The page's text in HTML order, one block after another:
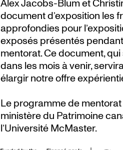
Alex Jacobs-Blum et
document d’exposition les
approfondies pour
exposés présentés
mentorat. Ce document,
dans les mois à venir,
élargir notre offre
Le programme de
ministère du Patrimoine
l’Université McMaster.